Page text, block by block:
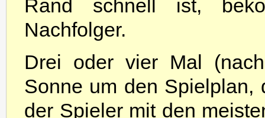
Rand schnell ist,
Nachfolger.
Drei oder vier Mal
Sonne um den
der Spieler mit den